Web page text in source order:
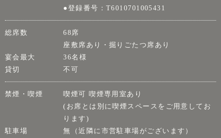
●登録番号：T6010701005431
総席数
68席
座敷席あり・掘りごたつ席あり
宴会最大
36名様
貸切
不可
禁煙・喫煙
喫煙可 喫煙専用室あり
(お席とは別に喫煙スペースをご用意してお
ります)
駐車場
無（近隣に市営駐車場がございます）